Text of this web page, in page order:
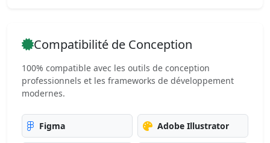
Compatibilité de Conception
100% compatible avec les outils de conception
professionnels et les frameworks de développement
modernes.
Figma Adobe Illustrator